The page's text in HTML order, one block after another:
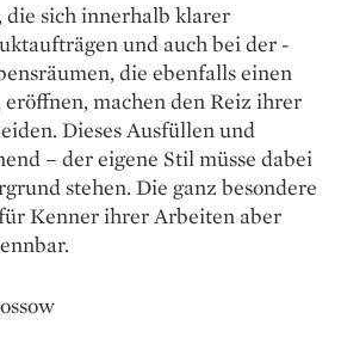
sich ­innerhalb klarer
und auch bei der
die ebenfalls einen
machen den Reiz ihrer
Dieses Ausfüllen und
– der eigene Stil müsse dabei
stehen. Die ganz besondere
Kenner ihrer Arbeiten aber